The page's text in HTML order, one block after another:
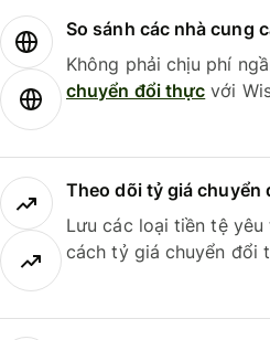
So sánh các nhà cung
Không phải chịu phí
chuyển đổi thực với
Theo dõi tỷ giá chuyển
Lưu các loại tiền tệ
cách tỷ giá chuyển đổi